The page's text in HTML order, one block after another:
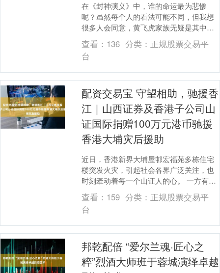
在《封神演义》中，谁的命运最为悲惨
呢？虽然每个人的看法可能不同，但我想
很多人会同意，黄飞虎家族无疑是其中之
一。黄飞虎家族世代忠诚，为商朝效力，
黄飞虎的父亲黄滚是....
查看： 136 分类： 正规股票交易平
台
配资交易宝 守望相助，驰援香
江｜山西证券及香港子公司山
证国际捐赠100万元港币驰援
香港大埔灾后援助
近日，香港新界大埔屋邨宏福苑多栋住宅
楼突发火灾，引起社会各界广泛关注，也
时刻牵动着每一个山证人的心。 一方有
难，八方驰援。获悉灾情后，山西证券紧
急响应、迅速决策....
查看： 159 分类： 正规股票交易平
台
邦乾配倍 “爱尔兰魂·匠心之
粹”烈酒大师班于蓉城演绎卓越